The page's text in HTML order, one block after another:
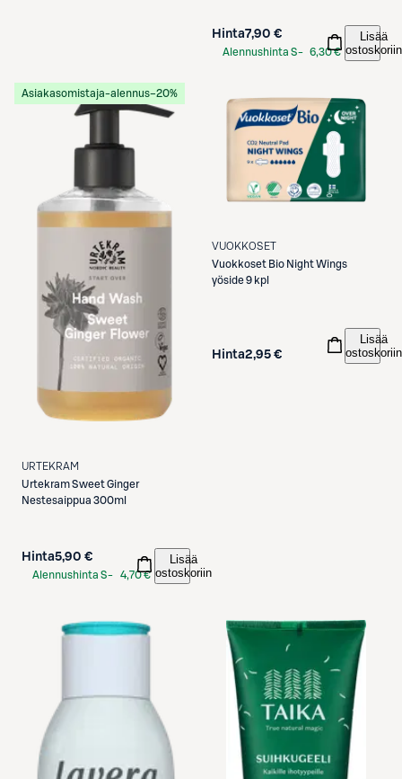
Hinta7,90 €
Alennushinta S- 6,30 €
Lisää
ostoskoriin
Asiakasomistaja-alennus−20%
URTEKRAM
UrtekramSweet Ginger
Nestesaippua 300ml
Hinta5,90 €
Alennushinta S-
4,70 €
Lisää
ostoskoriin
VUOKKOSET
Vuokkoset Bio Night Wings
yöside 9 kpl
Hinta2,95 €
Lisää
ostoskoriin